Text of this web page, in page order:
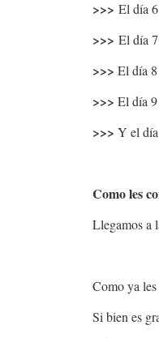
>>> El día
>>> El día
>>> El día
>>> El día
>>> Y el
Como les
Llegamos a
Como ya
Si bien es